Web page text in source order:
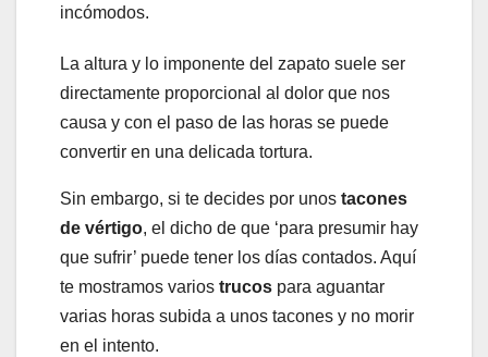
incómodos.
La altura y lo imponente del zapato suele ser
directamente proporcional al dolor que nos
causa y con el paso de las horas se puede
convertir en una delicada tortura.
Sin embargo, si te decides por unos tacones
de vértigo, el dicho de que ‘para presumir hay
que sufrir’ puede tener los días contados. Aquí
te mostramos varios trucos para aguantar
varias horas subida a unos tacones y no morir
en el intento.